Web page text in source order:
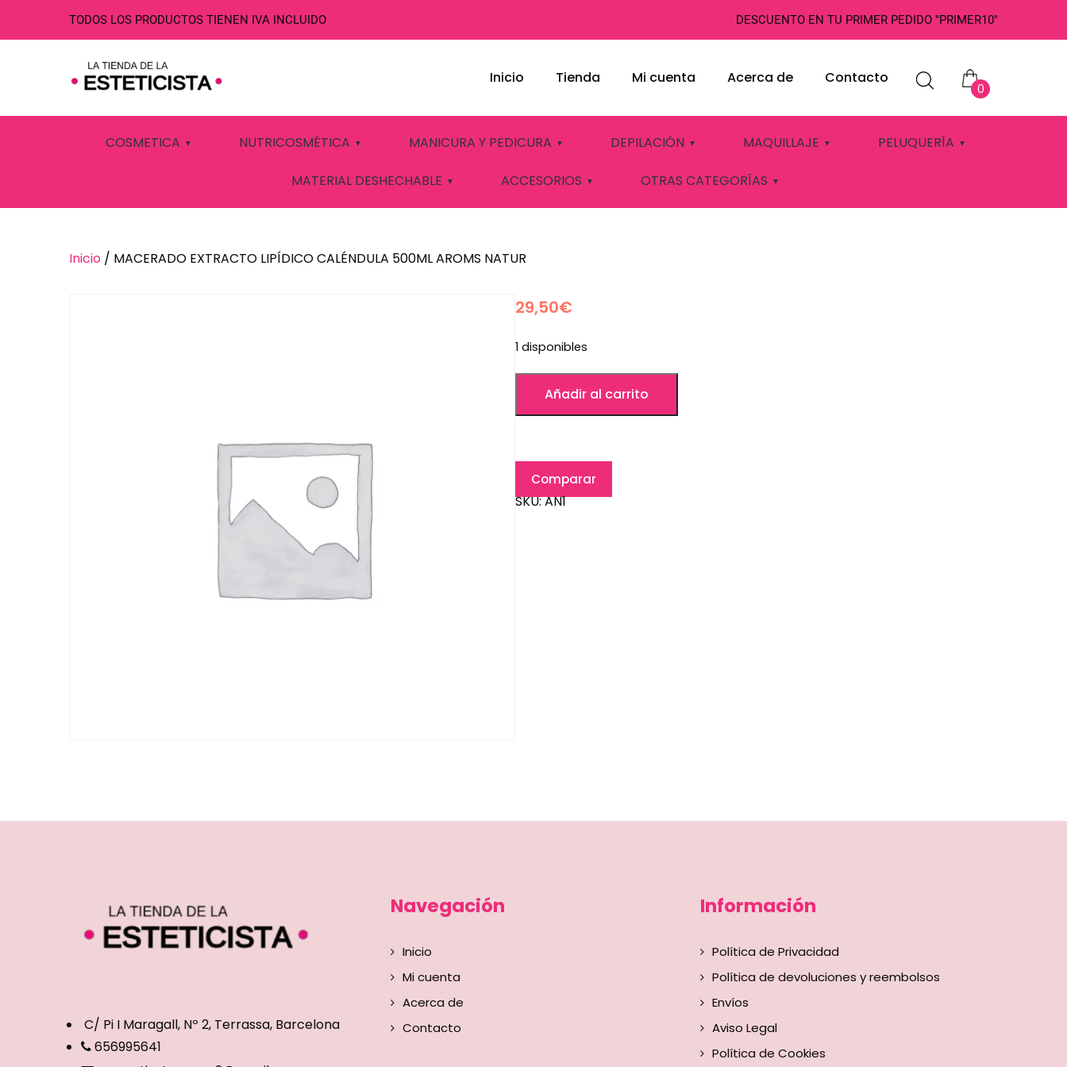
TODOS LOS PRODUCTOS TIENEN IVA INCLUIDO DESCUENTO EN TU PRIMER PEDIDO "PRIMER10"
0
Inicio Tienda Mi cuenta Acerca de Contacto
COSMETICA NUTRICOSMÉTICA MANICURA Y PEDICURA DEPILACIÓN MAQUILLAJE PELUQUERÍA
MATERIAL DESHECHABLE ACCESORIOS OTRAS CATEGORÍAS
MACERADO EXTRACTO LIPÍDICO CALÉNDULA
500ML AROMS NATUR
Inicio / MACERADO EXTRACTO LIPÍDICO CALÉNDULA 500ML AROMS NATUR
29,50€
1 disponibles
Añadir al carrito
Comparar
SKU:AN1
C/ Pi I Maragall, Nº 2, Terrassa, Barcelona
656995641
Navegación
Inicio
Mi cuenta
Acerca de
Contacto
Información
Política de Privacidad
Política de devoluciones y reembolsos
Envíos
Aviso Legal
Política de Cookies